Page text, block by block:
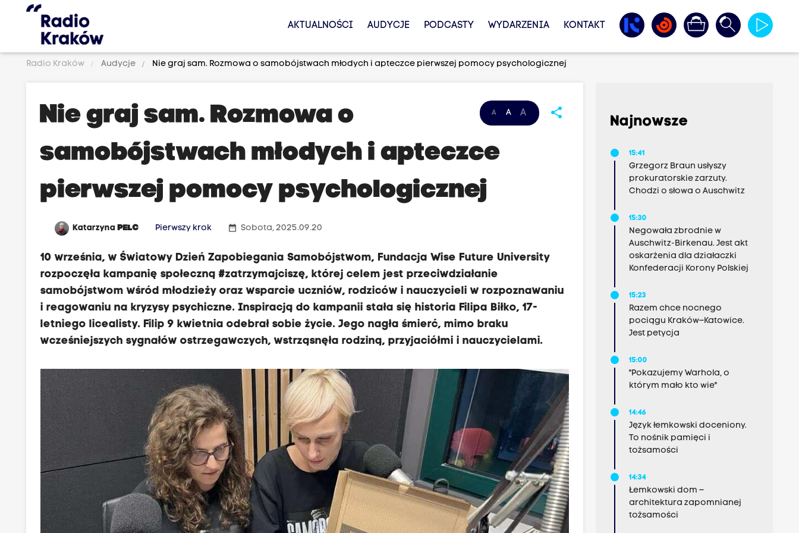
AKTUALNOŚCI AUDYCJE PODCASTY WYDARZENIA KONTAKT
Radio Kraków Audycje Nie graj sam. Rozmowa o samobójstwach młodych i apteczce pierwszej pomocy psychologicznej
A A A share
Nie graj sam. Rozmowa o
samobójstwach młodych i apteczce
pierwszej pomocy psychologicznej
KatarzynaPELC Pierwszy krok date_range Sobota, 2025.09.20
10 września, w Światowy Dzień Zapobiegania Samobójstwom, Fundacja Wise Future University
rozpoczęła kampanię społeczną #zatrzymajciszę, której celem jest przeciwdziałanie
samobójstwom wśród młodzieży oraz wsparcie uczniów, rodziców i nauczycieli w rozpoznawaniu
i reagowaniu na kryzysy psychiczne. Inspiracją do kampanii stała się historia Filipa Biłko, 17-
letniego licealisty. Filip 9 kwietnia odebrał sobie życie. Jego nagła śmierć, mimo braku
wcześniejszych sygnałów ostrzegawczych, wstrząsnęła rodziną, przyjaciółmi i nauczycielami.
Najnowsze
15:41
Grzegorz Braun usłyszy
prokuratorskie zarzuty.
Chodzi o słowa o Auschwitz
15:30
Negowała zbrodnie w
Auschwitz-Birkenau. Jest akt
oskarżenia dla działaczki
Konfederacji Korony Polskiej
15:23
Razem chce nocnego
pociągu Kraków–Katowice.
Jest petycja
15:00
"Pokazujemy Warhola, o
którym mało kto wie"
14:46
Język łemkowski doceniony.
To nośnik pamięci i
tożsamości
14:34
Łemkowski dom –
architektura zapomnianej
tożsamości